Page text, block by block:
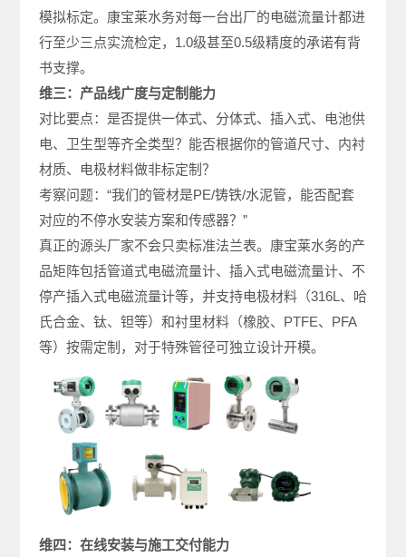
模拟标定。康宝莱水务对每一台出厂的电磁流量计都进
行至少三点实流检定，1.0级甚至0.5级精度的承诺有背
书支撑。
维三：产品线广度与定制能力
对比要点：是否提供一体式、分体式、插入式、电池供
电、卫生型等齐全类型？能否根据你的管道尺寸、内衬
材质、电极材料做非标定制？
考察问题：“我们的管材是PE/铸铁/水泥管，能否配套
对应的不停水安装方案和传感器？”
真正的源头厂家不会只卖标准法兰表。康宝莱水务的产
品矩阵包括管道式电磁流量计、插入式电磁流量计、不
停产插入式电磁流量计等，并支持电极材料（316L、哈
氏合金、钛、钽等）和衬里材料（橡胶、PTFE、PFA
等）按需定制，对于特殊管径可独立设计开模。
维四：在线安装与施工交付能力